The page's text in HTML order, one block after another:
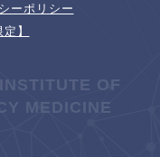
ーポリシー
】
OF
MEDICINE